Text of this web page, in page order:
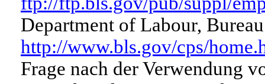
Department of Labour,
http://www.bls.gov/cps/
Frage nach der Verwendung